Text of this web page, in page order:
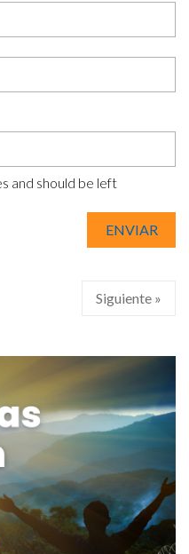
and should be left
Siguiente »